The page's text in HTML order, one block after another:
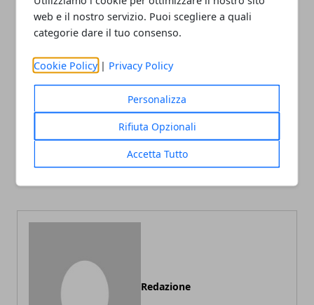
web e il nostro servizio. Puoi scegliere a quali
categorie dare il tuo consenso.
Cookie Policy | Privacy Policy
Personalizza
Rifiuta Opzionali
Accetta Tutto
Facebook
TwitterWhatsapp
Articolo Precedente
Come scegliere il perfetto
Articolo Successivo
Redazione